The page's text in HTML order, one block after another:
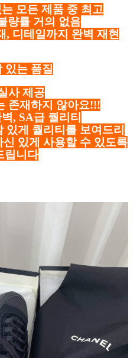
모든 제품 중 최고
량률 거의 없음
, 디테일까지 완벽 재현
있는 품질
사 제공
존재하지 않아요!!!
, SA급 퀄리티
있게 퀄리티를 보여드리
있게 사용할 수 있도록
립니다